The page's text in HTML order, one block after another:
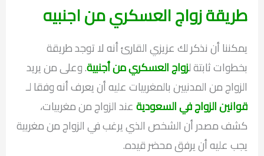
طريقة زواج العسكري من اجنبيه
يمكننا أن نذكر لك عزيزي القارئ أنه لا توجد طريقة
بخطوات ثابتة لزواج العسكري من أجنبية. وعلى من يريد
الزواج من المدنيين بالمغربيات عليه أن يعرف أنه وفقا لـ
قوانين الزواج في السعوديةعند الزواج من مغربيات،
كشف مصدر أن الشخص الذي يرغب في الزواج من مغربية
يجب عليه أن يرفق محضر قيده.